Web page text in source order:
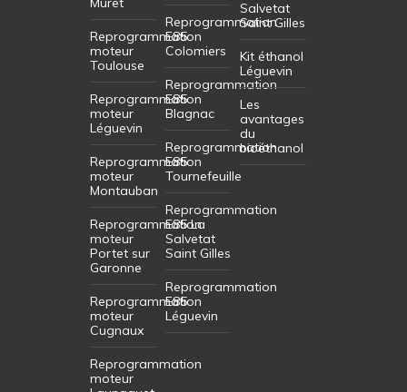
Reprogrammation
moteur
Toulouse
Reprogrammation
moteur
Léguevin
Reprogrammation
moteur
Montauban
Reprogrammation
moteur
Portet sur
Garonne
Reprogrammation
moteur
Cugnaux
Reprogrammation
moteur
Reprogrammation
E85
Colomiers
Reprogrammation
E85
Blagnac
Reprogrammation
E85
Tournefeuille
Reprogrammation
E85 La
Salvetat
Saint Gilles
Reprogrammation
E85
Léguevin
Salvetat
Saint Gilles
Kit éthanol
Léguevin
Les
avantages
du
bioéthanol